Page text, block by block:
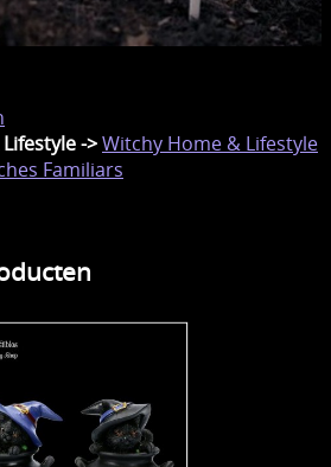
->Witchy Home & Lifestyle
Familiars